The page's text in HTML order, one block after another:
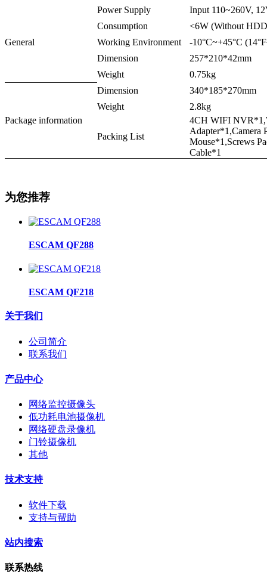
General
Power Supply
Input 110~260V,
Consumption
<6W (Without
Working Environment
-10°C~+45°C
Dimension
257*210*42mm
Weight
0.75kg
Package information
Dimension
340*185*270mm
Weight
2.8kg
Packing List
4CH WIFI
Adapter*1,Camera
Mouse*1,Screws
Cable*1
为您推荐
ESCAM QF288
ESCAM QF218
关于我们
公司简介
联系我们
产品中心
网络监控摄像头
低功耗电池摄像机
网络硬盘录像机
门铃摄像机
其他
技术支持
软件下载
支持与帮助
站内搜索
联系热线